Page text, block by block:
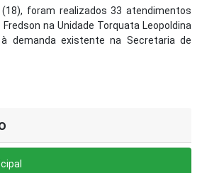
foram realizados 33 atendimentos
na Unidade Torquata Leopoldina
demanda existente na Secretaria de